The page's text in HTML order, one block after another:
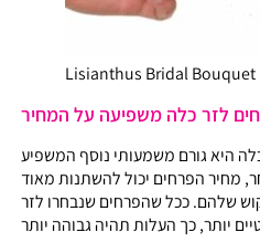
Lisianthus Bridal Bouquet
היא גורם משמעותי נוסף המשפיע
מחיר הפרחים יכול להשתנות מאוד
שלהם. ככל שהפרחים שנבחרו לזר